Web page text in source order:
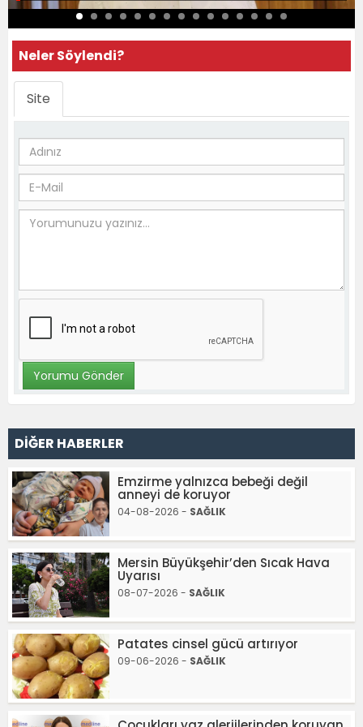
Neler Söylendi?
Site
DİĞER HABERLER
Emzirme yalnızca bebeği değil
anneyi de koruyor
04-08-2026 - SAĞLIK
Mersin Büyükşehir’den Sıcak Hava
Uyarısı
08-07-2026 - SAĞLIK
Patates cinsel gücü artırıyor
09-06-2026 - SAĞLIK